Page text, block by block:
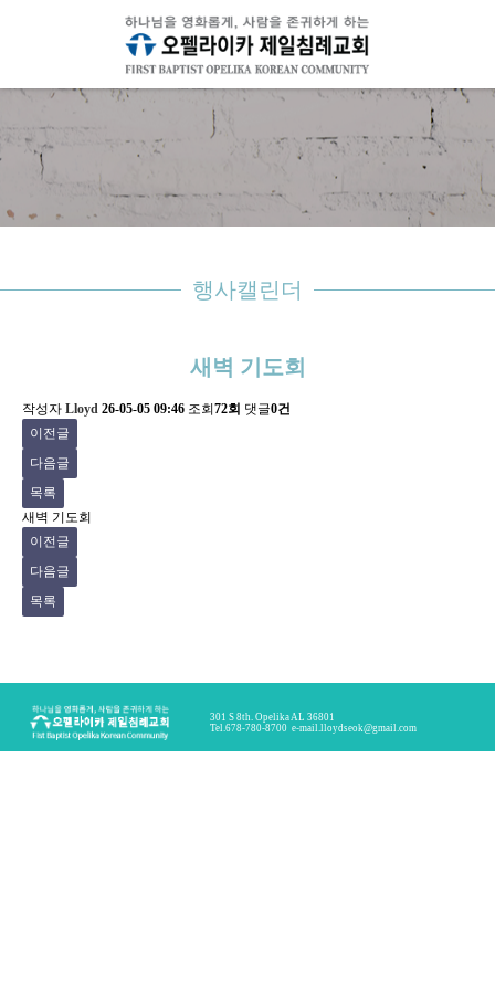
행사캘린더
새벽 기도회
작성자 Lloyd 26-05-05 09:46 조회 72회 댓글0건
이전글
다음글
목록
새벽 기도회
이전글
다음글
목록
301 S 8th. Opelika AL 36801
Tel.678-780-8700 e-mail.lloydseok@gmail.com